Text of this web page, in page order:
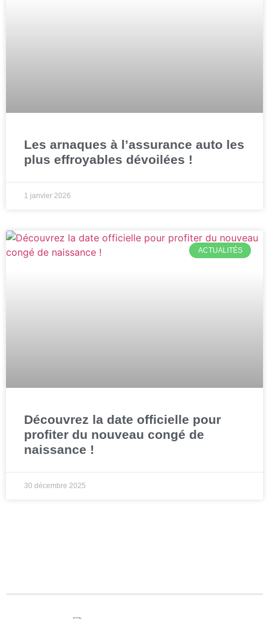
Les arnaques à l’assurance auto les
plus effroyables dévoilées !
1 janvier 2026
ACTUALITÉS
Découvrez la date officielle pour
profiter du nouveau congé de
naissance !
30 décembre 2025